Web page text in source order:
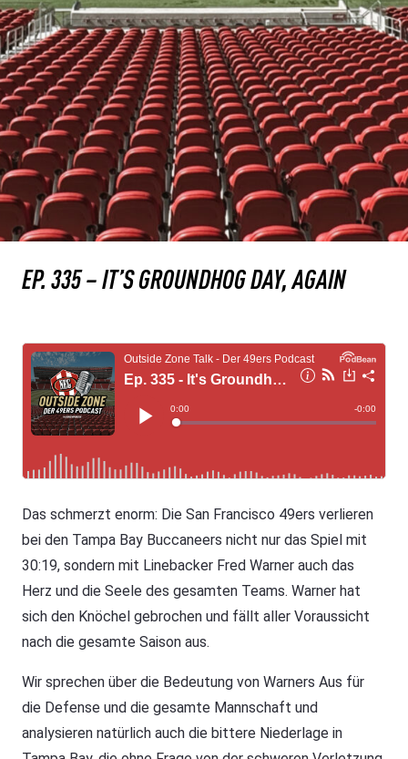
EP. 335 – IT’S GROUNDHOG DAY, AGAIN
Das schmerzt enorm: Die San Francisco 49ers verlieren
bei den Tampa Bay Buccaneers nicht nur das Spiel mit
30:19, sondern mit Linebacker Fred Warner auch das
Herz und die Seele des gesamten Teams. Warner hat
sich den Knöchel gebrochen und fällt aller Voraussicht
nach die gesamte Saison aus.
Wir sprechen über die Bedeutung von Warners Aus für
die Defense und die gesamte Mannschaft und
analysieren natürlich auch die bittere Niederlage in